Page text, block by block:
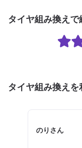
タイヤ組み換え
タイヤ組み換えを
のりさん